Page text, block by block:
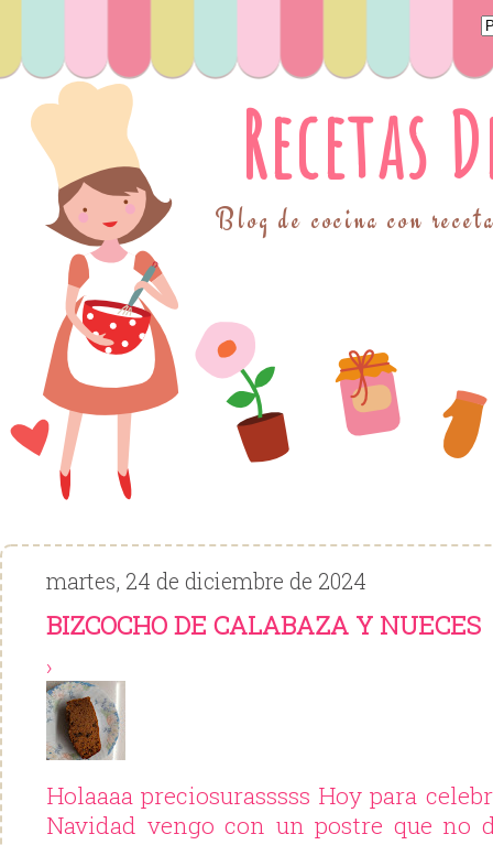
Recetas
Blog de cocina con
martes, 24 de diciembre de 2024
BIZCOCHO DE CALABAZA Y NUECES
›
Holaaaa preciosurasssss Hoy para
Navidad vengo con un postre que no